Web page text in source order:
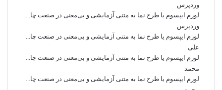
وردپرس
لورم ایپسوم یا طرح‌ نما به متنی آزمایشی و بی‌معنی در صنعت چا...
وردپرس
لورم ایپسوم یا طرح‌ نما به متنی آزمایشی و بی‌معنی در صنعت چا...
علی
لورم ایپسوم یا طرح‌ نما به متنی آزمایشی و بی‌معنی در صنعت چا...
محمد
لورم ایپسوم یا طرح‌ نما به متنی آزمایشی و بی‌معنی در صنعت چا...